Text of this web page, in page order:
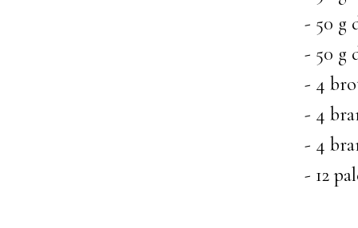
- 50 g
- 50 g
- 4
- 4
- 4
- 12